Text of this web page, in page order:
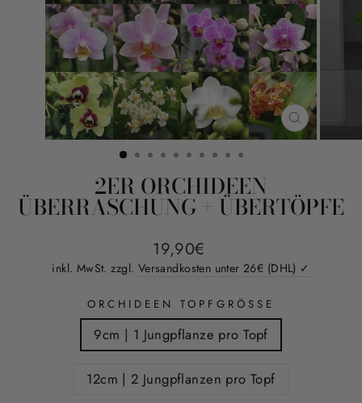
ESC)
2ER ORCHIDEEN
ÜBERRASCHUNG + ÜBERTÖPFE
Normaler
Preis
Sonderpreis
19,90€
inkl. MwSt. zzgl. Versandkosten unter 26€ (DHL) ✓
ORCHIDEEN TOPFGRÖSSE
9cm | 1 Jungpflanze pro Topf
12cm | 2 Jungpflanzen pro Topf